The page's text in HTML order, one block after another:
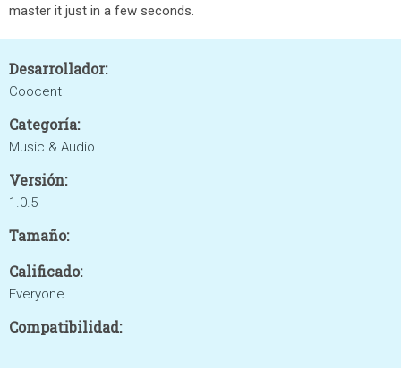
master it just in a few seconds.
Desarrollador:
Coocent
Categoría:
Music & Audio
Versión:
1.0.5
Tamaño:
Calificado:
Everyone
Compatibilidad: